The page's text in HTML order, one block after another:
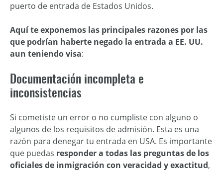
puerto de entrada de Estados Unidos.
Aquí te exponemos las principales razones por las
que podrían haberte negado la entrada a EE. UU.
aun teniendo visa:
Documentación incompleta e
inconsistencias
Si cometiste un error o no cumpliste con alguno o
algunos de los requisitos de admisión. Esta es una
razón para denegar tu entrada en USA. Es importante
que puedas responder a todas las preguntas de los
oficiales de inmigración con veracidad y exactitud,